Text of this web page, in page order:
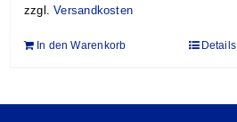
zzgl.Versandkosten
In den Warenkorb Details